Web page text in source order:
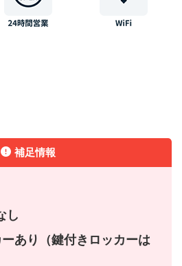
補足情報
し
あり（鍵付きロッカーは